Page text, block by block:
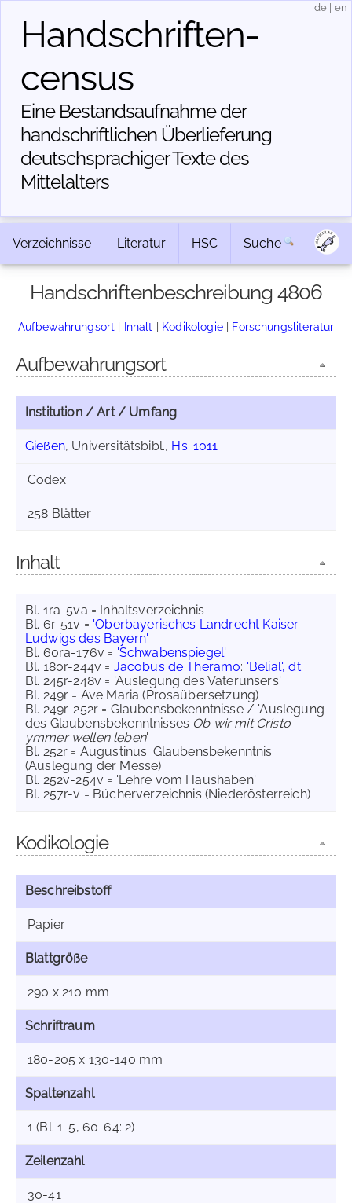
Handschriften­
census
Eine Bestandsaufnahme der
handschriftlichen Über­lieferung
deutschsprachiger Texte des
Mittelalters
de en
Verzeichnisse Literatur HSC Suche
Handschriftenbeschreibung 4806
Aufbewahrungsort | Inhalt | Kodikologie| Forschungsliteratur
Aufbewahrungsort
Institution / Art / Umfang
Gießen, Universitätsbibl., Hs. 1011
Codex
258 Blätter
Inhalt
Bl. 1ra-5va = Inhaltsverzeichnis
Bl. 6r-51v = 'Oberbayerisches Landrecht Kaiser
Ludwigs des Bayern'
Bl. 60ra-176v = 'Schwabenspiegel'
Bl. 180r-244v = Jacobus de Theramo: 'Belial', dt.
Bl. 245r-248v = 'Auslegung des Vaterunsers'
Bl. 249r = Ave Maria (Prosaübersetzung)
Bl. 249r-252r = Glaubensbekenntnisse / 'Auslegung
des Glaubensbekenntnisses Ob wir mit Cristo
ymmer wellen leben'
Bl. 252r = Augustinus: Glaubensbekenntnis
(Auslegung der Messe)
Bl. 252v-254v = 'Lehre vom Haushaben'
Bl. 257r-v = Bücherverzeichnis (Niederösterreich)
Kodikologie
Beschreibstoff
Papier
Blattgröße
290 x 210 mm
Schriftraum
180-205 x 130-140 mm
Spaltenzahl
1 (Bl. 1-5, 60-64: 2)
Zeilenzahl
30-41